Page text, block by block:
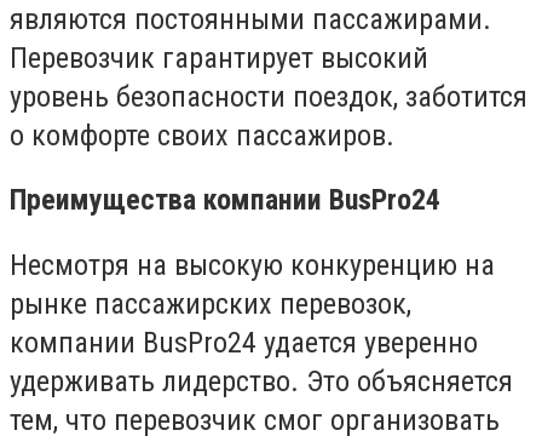
являются постоянными пассажирами.
Перевозчик гарантирует высокий
уровень безопасности поездок, заботится
о комфорте своих пассажиров.
Преимущества компании BusPro24
Несмотря на высокую конкуренцию на
рынке пассажирских перевозок,
компании BusPro24 удается уверенно
удерживать лидерство. Это объясняется
тем, что перевозчик смог организовать